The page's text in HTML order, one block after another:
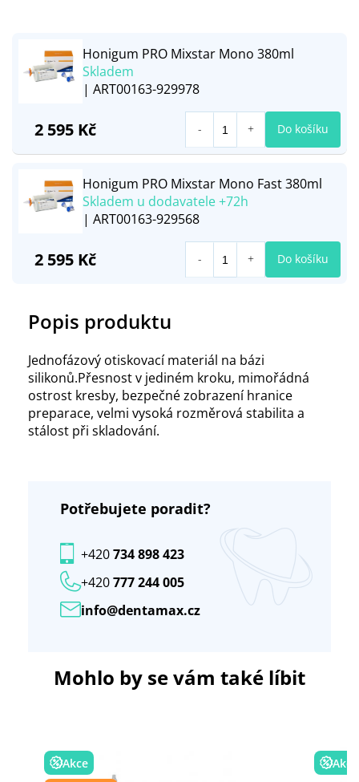
Popis produktu
Jednofázový otiskovací materiál na bázi
silikonů.Přesnost v jediném kroku, mimořádná
ostrost kresby, bezpečné zobrazení hranice
preparace, velmi vysoká rozměrová stabilita a
stálost při skladování.
Potřebujete poradit?
info@dentamax.cz
+420777 244 005
+420734 898 423
Mohlo by se vám také líbit
Akce Akce
Honigum PRO Mixstar Mono 380ml
Skladem
| ART00163-929978
2 595 Kč Do košíku
Honigum PRO Mixstar Mono Fast 380ml
Skladem u dodavatele +72h
| ART00163-929568
2 595 Kč Do košíku